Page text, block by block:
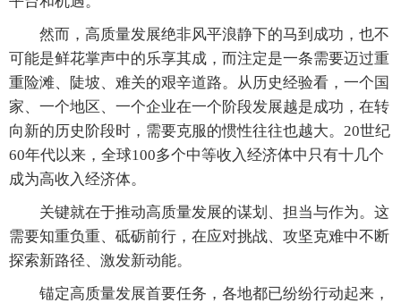
然而，高质量发展绝非风平浪静下的马到成功，也不
可能是鲜花掌声中的乐享其成，而注定是一条需要迈过重
重险滩、陡坡、难关的艰辛道路。从历史经验看，一个国
家、一个地区、一个企业在一个阶段发展越是成功，在转
向新的历史阶段时，需要克服的惯性往往也越大。20世纪
60年代以来，全球100多个中等收入经济体中只有十几个
成为高收入经济体。
关键就在于推动高质量发展的谋划、担当与作为。这
需要知重负重、砥砺前行，在应对挑战、攻坚克难中不断
探索新路径、激发新动能。
锚定高质量发展首要任务，各地都已纷纷行动起来，